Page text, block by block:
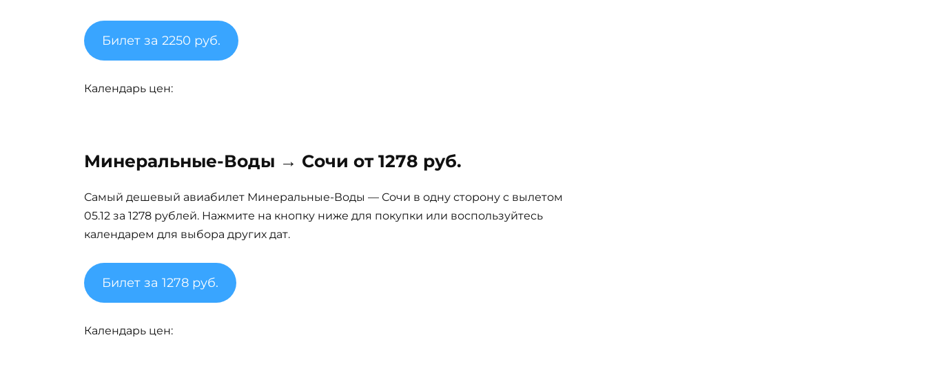
Билет за 2250 руб.
Календарь цен:
Минеральные-Воды → Сочи от 1278 руб.
Самый дешевый авиабилет Минеральные-Воды — Сочи в одну сторону с вылетом
05.12 за 1278 рублей. Нажмите на кнопку ниже для покупки или воспользуйтесь
календарем для выбора других дат.
Билет за 1278 руб.
Календарь цен: